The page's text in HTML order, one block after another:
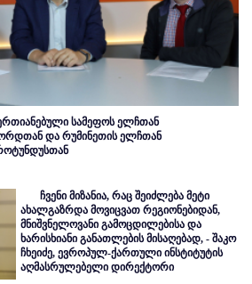
სამეფოს ელჩთან
და რუმინეთის ელჩთან
ჩვენი მიზანია, რაც შეიძლება მეტი
ახალგაზრდა მოვიცვათ რეგიონებიდან,
მნიშვნელოვანი გამოცდილებისა და
ხარისხიანი განათლების მისაღებად, - შაკო
ჩხეიძე, ევროპულ-ქართული ინსტიტუტის
აღმასრულებელი დირექტორი